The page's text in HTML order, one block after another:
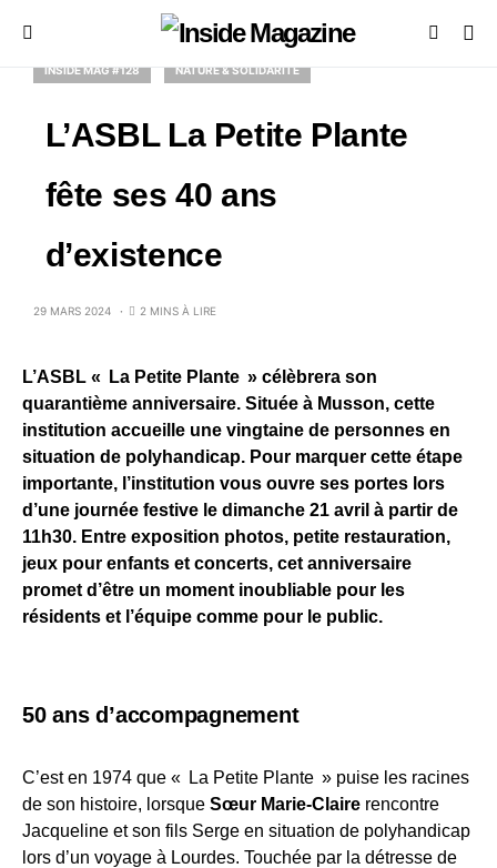
INSIDE MAG #128 NATURE & SOLIDARITÉ
L’ASBL La Petite Plante
fête ses 40 ans
d’existence
29 MARS 2024 2 MINS À LIRE
L’ASBL « La Petite Plante » célèbrera son
quarantième anniversaire. Située à Musson, cette
institution accueille une vingtaine de personnes en
situation de polyhandicap. Pour marquer cette étape
importante, l’institution vous ouvre ses portes lors
d’une journée festive le dimanche 21 avril à partir de
11h30. Entre exposition photos, petite restauration,
jeux pour enfants et concerts, cet anniversaire
promet d’être un moment inoubliable pour les
résidents et l’équipe comme pour le public.
50 ans d’accompagnement
C’est en 1974 que « La Petite Plante » puise les racines
de son histoire, lorsque Sœur Marie-Claire rencontre
Jacqueline et son fils Serge en situation de polyhandicap
lors d’un voyage à Lourdes. Touchée par la détresse de